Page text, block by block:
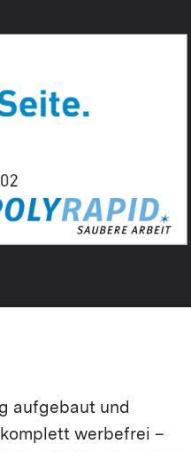
aufgebaut und
werbefrei –